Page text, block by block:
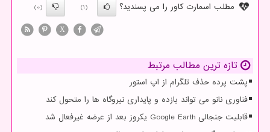
مطلب اسمارت کاور را می پسندید؟
(1)
(0)
X
تازه ترین مطالب مرتبط
پشت پرده حذف تلگرام از اپ استور
فناوری نانو می تواند بازده و پایداری نیروگاه ها را متحول کند
قابلیت جنجالی Google Earth یکروز بعد از عرضه غیرفعال شد